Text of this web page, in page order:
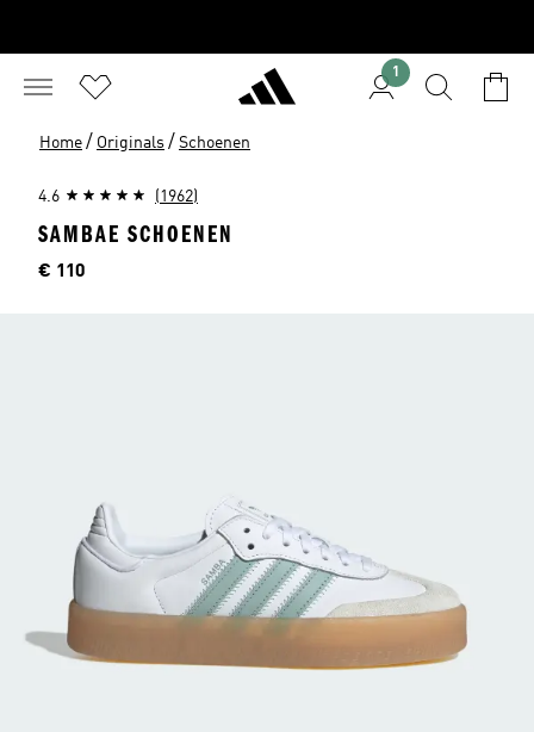
1
Home / Originals / Schoenen
4.6 (1962)
SAMBAE SCHOENEN
Price
€ 110